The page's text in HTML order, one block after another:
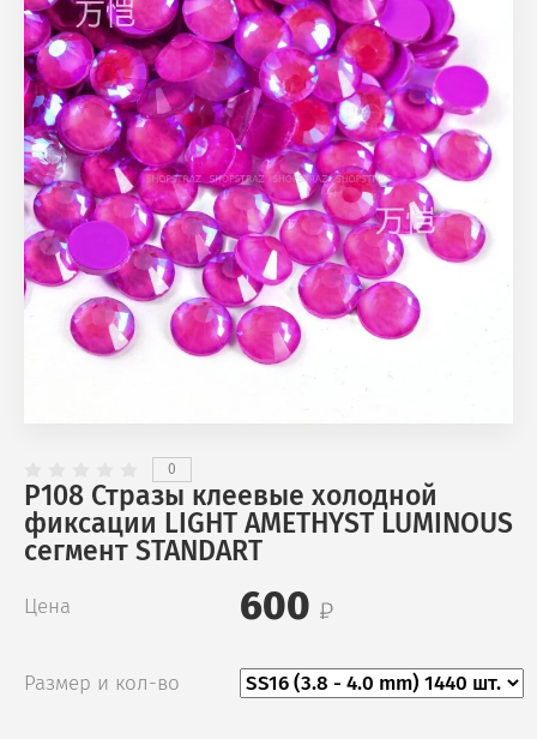
0
P108 Стразы клеевые холодной
фиксации LIGHT AMETHYST LUMINOUS
сегмент STANDART
Цена 600
Размер и кол-во